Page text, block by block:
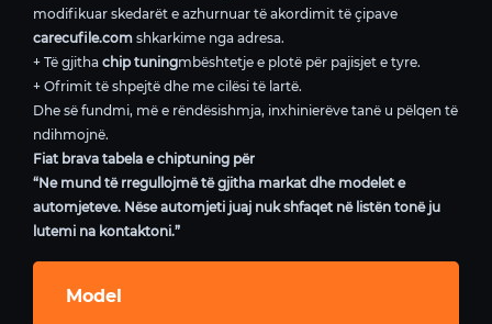
modifikuar skedarët e azhurnuar të akordimit të çipave
carecufile.com shkarkime nga adresa.
+ Të gjitha chip tuningmbështetje e plotë për pajisjet e tyre.
+ Ofrimit të shpejtë dhe me cilësi të lartë.
Dhe së fundmi, më e rëndësishmja, inxhinierëve tanë u pëlqen të
ndihmojnë.
Fiat brava tabela e chiptuning për
“Ne mund të rregullojmë të gjitha markat dhe modelet e
automjeteve. Nëse automjeti juaj nuk shfaqet në listën tonë ju
lutemi na kontaktoni.”
Model